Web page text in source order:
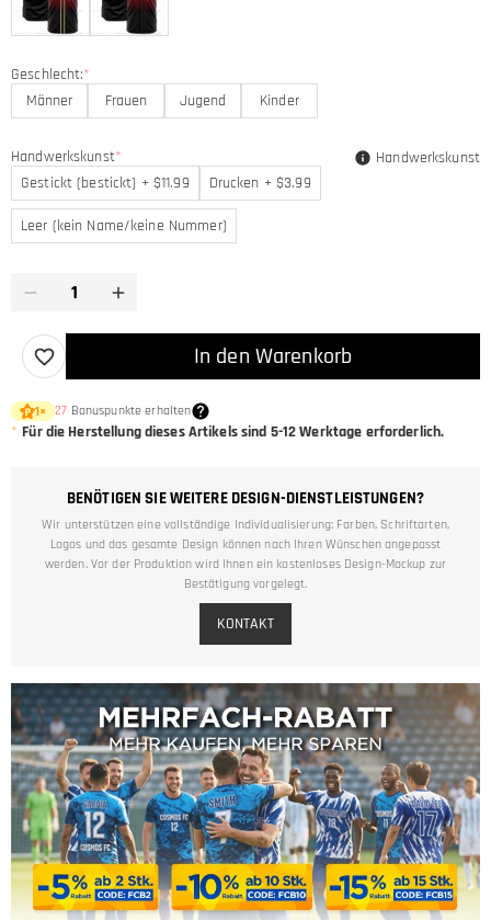
Geschlecht:*
Männer
Frauen Jugend Kinder
Handwerkskunst*
Gestickt (bestickt) + $11.99
Drucken + $3.99
Leer (kein Name/keine Nummer)
Handwerkskunst
In den Warenkorb
1× 27 Bonuspunkte erhalten
* Für die Herstellung dieses Artikels sind 5-12Werktage erforderlich.
BENÖTIGEN SIE WEITERE DESIGN-DIENSTLEISTUNGEN?
Wir unterstützen eine vollständige Individualisierung: Farben, Schriftarten,
Logos und das gesamte Design können nach Ihren Wünschen angepasst
werden. Vor der Produktion wird Ihnen ein kostenloses Design-Mockup zur
Bestätigung vorgelegt.
KONTAKT